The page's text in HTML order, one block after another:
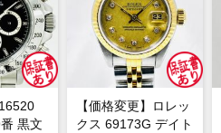
状態
黒文
【価格変更】ロレッ
クス 69173G デイト